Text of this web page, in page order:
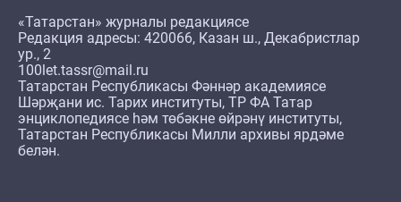
«Татарстан» журналы редакциясе
Редакция адресы: 420066, Казан ш., Декабристлар
ур., 2
100let.tassr@mail.ru
Татарстан Республикасы Фәннәр академиясе
Шәрҗани ис. Тарих институты, ТР ФА Татар
энциклопедиясе һәм төбәкне өйрәнү институты,
Татарстан Республикасы Милли архивы ярдәме
белән.